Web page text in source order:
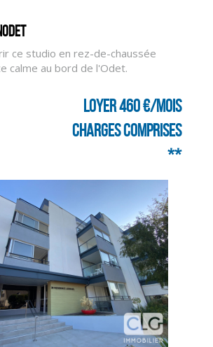
CLIQUER ICI POUR AGRANDIR
ce studio en rez-de-chaussée
calme au bord de l'Odet.
Loyer 460 €/mois
charges comprises
**